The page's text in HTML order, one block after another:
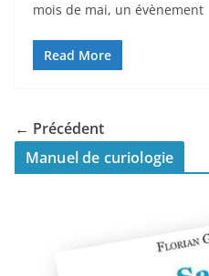
mois de mai, un évènement
Read More
← Précédent
Manuel de curiologie